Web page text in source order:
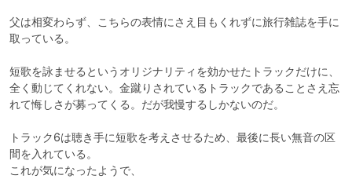
父は相変わらず、こちらの表情にさえ目もくれずに旅行雑誌を手に
取っている。
短歌を詠ませるというオリジナリティを効かせたトラックだけに、
全く動じてくれない。金蹴りされているトラックであることさえ忘
れて悔しさが募ってくる。だが我慢するしかないのだ。
トラック6は聴き手に短歌を考えさせるため、最後に長い無音の区
間を入れている。
これが気になったようで、